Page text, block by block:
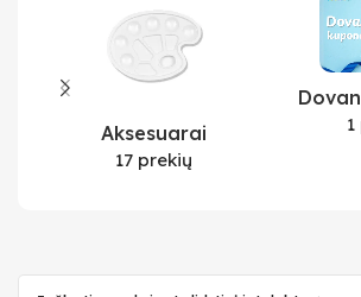
Aksesuarai
17 prekių